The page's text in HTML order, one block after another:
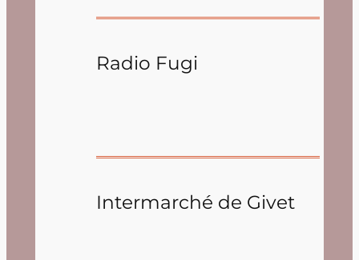
Radio Fugi
Intermarché de Givet